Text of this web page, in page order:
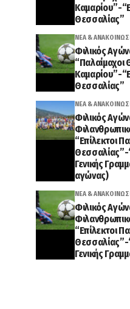
Καμαρίου”-
Θεσσαλίας”
ΝΈΑ &
Φιλικός
“Παλαίμαχοι
Καμαρίου”-
Θεσσαλίας”
ΝΈΑ &
Φιλικός
“Επίλεκτοι
Γενικής
αγώνας)
ΝΈΑ &
Φιλικός
“Επίλεκτοι
Γενικής